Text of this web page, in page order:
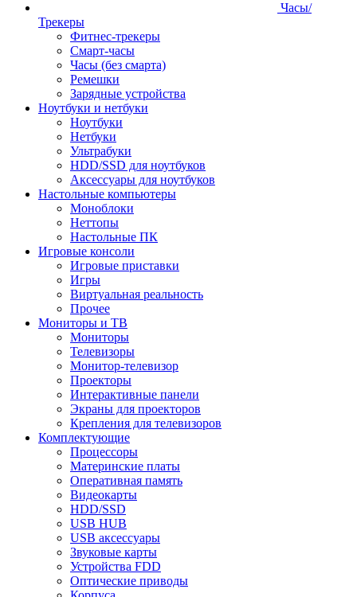
Часы/
Трекеры
Фитнес-трекеры
Смарт-часы
Часы (без смарта)
Ремешки
Зарядные устройства
Ноутбуки и нетбуки
Ноутбуки
Нетбуки
Ультрабуки
HDD/SSD для ноутбуков
Аксессуары для ноутбуков
Настольные компьютеры
Моноблоки
Неттопы
Настольные ПК
Игровые консоли
Игровые приставки
Игры
Виртуальная реальность
Прочее
Мониторы и ТВ
Мониторы
Телевизоры
Монитор-телевизор
Проекторы
Интерактивные панели
Экраны для проекторов
Крепления для телевизоров
Комплектующие
Процессоры
Материнские платы
Оперативная память
Видеокарты
HDD/SSD
USB HUB
USB аксессуары
Звуковые карты
Устройства FDD
Оптические приводы